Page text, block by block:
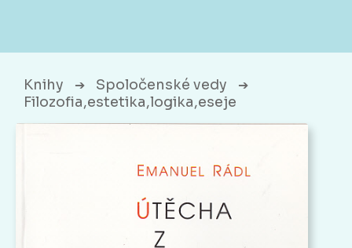
Knihy ➔ Spoločenské vedy ➔
Filozofia,estetika,logika,eseje